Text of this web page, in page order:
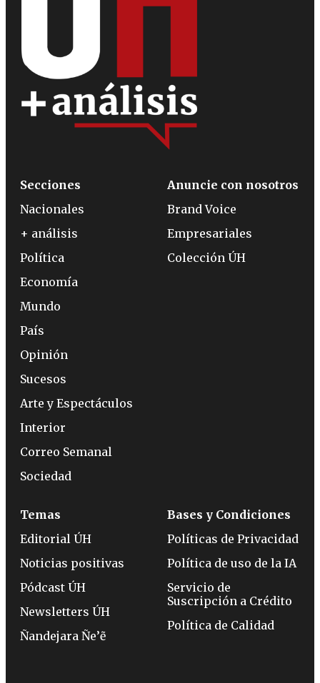
Secciones
Nacionales
+ análisis
Política
Economía
Mundo
País
Opinión
Sucesos
Arte y Espectáculos
Interior
Correo Semanal
Sociedad
Anuncie con nosotros
Brand Voice
Empresariales
Colección ÚH
Temas
Editorial ÚH
Noticias positivas
Pódcast ÚH
Newsletters ÚH
Ñandejara Ñe’ẽ
Bases y Condiciones
Políticas de Privacidad
Política de uso de la IA
Servicio de
Suscripción a Crédito
Política de Calidad